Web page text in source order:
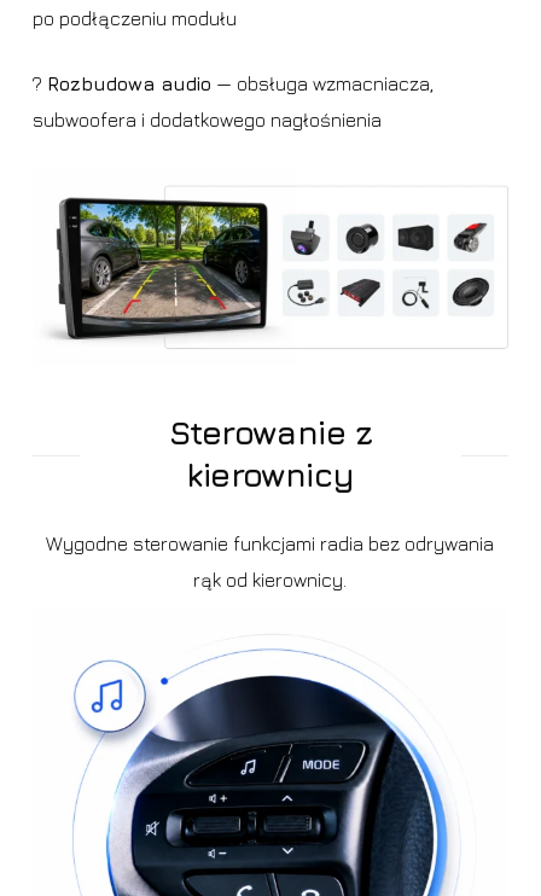
po podłączeniu modułu
? Rozbudowa audio — obsługa wzmacniacza,
subwoofera i dodatkowego nagłośnienia
Sterowanie z
kierownicy
Wygodne sterowanie funkcjami radia bez odrywania
rąk od kierownicy.